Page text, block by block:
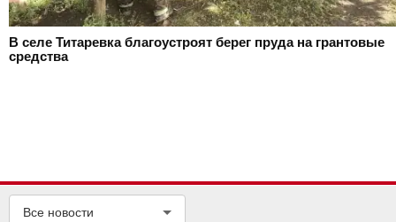
В селе Титаревка благоустроят берег пруда на грантовые
средства
Все новости